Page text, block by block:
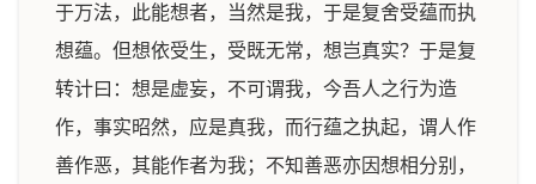
于万法，此能想者，当然是我，于是复舍受蕴而执
想蕴。但想依受生，受既无常，想岂真实？于是复
转计曰：想是虚妄，不可谓我，今吾人之行为造
作，事实昭然，应是真我，而行蕴之执起，谓人作
善作恶，其能作者为我；不知善恶亦因想相分别，